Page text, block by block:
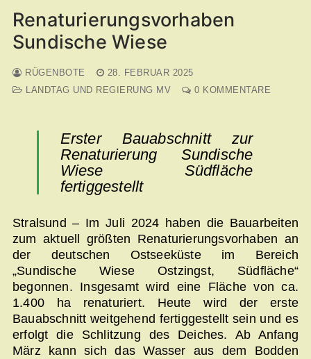
Renaturierungsvorhaben
Sundische Wiese
RÜGENBOTE
28. FEBRUAR 2025
LANDTAG UND REGIERUNG MV
0 KOMMENTARE
Erster Bauabschnitt zur
Renaturierung Sundische
Wiese Südfläche
fertiggestellt
Stralsund – Im Juli 2024 haben die Bauarbeiten
zum aktuell größten Renaturierungsvorhaben an
der deutschen Ostseeküste im Bereich
„Sundische Wiese Ostzingst, Südfläche“
begonnen. Insgesamt wird eine Fläche von ca.
1.400 ha renaturiert. Heute wird der erste
Bauabschnitt weitgehend fertiggestellt sein und es
erfolgt die Schlitzung des Deiches. Ab Anfang
März kann sich das Wasser aus dem Bodden